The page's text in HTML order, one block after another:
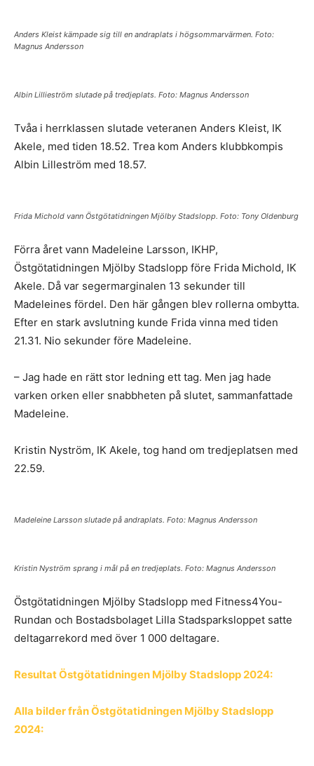
Anders Kleist kämpade sig till en andraplats i högsommarvärmen. Foto:
Magnus Andersson
Albin Lillieström slutade på tredjeplats. Foto: Magnus Andersson
Tvåa i herrklassen slutade veteranen Anders Kleist, IK
Akele, med tiden 18.52. Trea kom Anders klubbkompis
Albin Lilleström med 18.57.
Frida Michold vann Östgötatidningen Mjölby Stadslopp. Foto: Tony Oldenburg
Förra året vann Madeleine Larsson, IKHP,
Östgötatidningen Mjölby Stadslopp före Frida Michold, IK
Akele. Då var segermarginalen 13 sekunder till
Madeleines fördel. Den här gången blev rollerna ombytta.
Efter en stark avslutning kunde Frida vinna med tiden
21.31. Nio sekunder före Madeleine.
– Jag hade en rätt stor ledning ett tag. Men jag hade
varken orken eller snabbheten på slutet, sammanfattade
Madeleine.
Kristin Nyström, IK Akele, tog hand om tredjeplatsen med
22.59.
Madeleine Larsson slutade på andraplats. Foto: Magnus Andersson
Kristin Nyström sprang i mål på en tredjeplats. Foto: Magnus Andersson
Östgötatidningen Mjölby Stadslopp med Fitness4You-
Rundan och Bostadsbolaget Lilla Stadsparksloppet satte
deltagarrekord med över 1 000 deltagare.
Resultat Östgötatidningen Mjölby Stadslopp 2024:
Alla bilder från Östgötatidningen Mjölby Stadslopp
2024: